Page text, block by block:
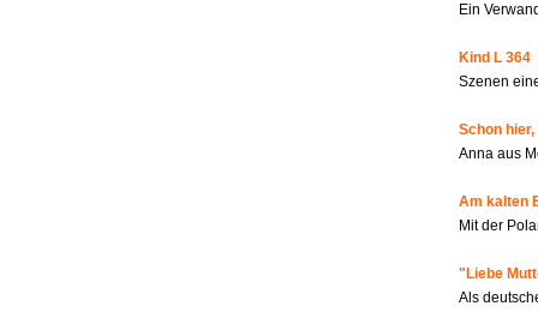
Ein
Kind L 364
Szenen
Schon
Anna aus
Am kalten
Mit der
"Liebe
Als